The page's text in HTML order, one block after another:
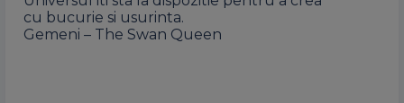
cu bucurie si usurinta.
Gemeni – The Swan Queen